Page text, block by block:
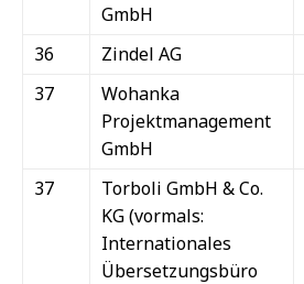
GmbH
36 Zindel AG
37
Wohanka
Projektmanagement
GmbH
37
Torboli GmbH & Co.
KG (vormals:
Internationales
Übersetzungsbüro